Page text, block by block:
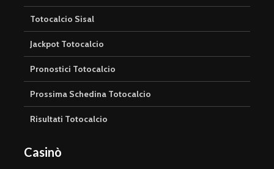
Totocalcio Sisal
Jackpot Totocalcio
Pronostici Totocalcio
Prossima Schedina Totocalcio
Risultati Totocalcio
Casinò